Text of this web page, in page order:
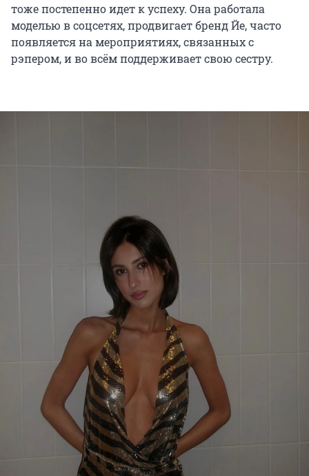
тоже постепенно идет к успеху. Она работала
моделью в соцсетях, продвигает бренд Йе, часто
появляется на мероприятиях, связанных с
рэпером, и во всём поддерживает свою сестру.